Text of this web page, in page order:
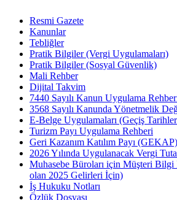
Resmi Gazete
Kanunlar
Tebliğler
Pratik Bilgiler (Vergi Uygulamaları)
Pratik Bilgiler (Sosyal Güvenlik)
Mali Rehber
Dijital Takvim
7440 Sayılı Kanun Uygulama
3568 Sayılı Kanunda Yönetmelik
E-Belge Uygulamaları (Geçiş
Turizm Payı Uygulama Rehberi
Geri Kazanım Katılım Payı
2026 Yılında Uygulanacak Vergi
Muhasebe Büroları için Müşteri Bilgi
olan 2025 Gelirleri İçin)
İş Hukuku Notları
Özlük Dosyası